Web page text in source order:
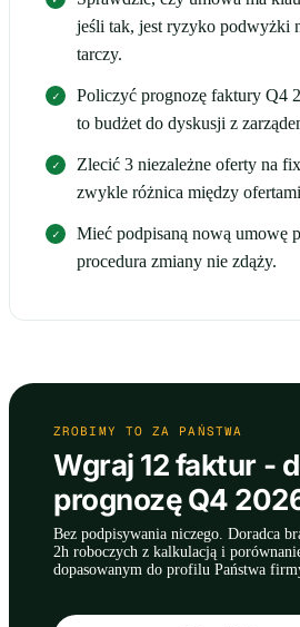
jeśli tak, jest ryzyko podwyżki
tarczy.
Policzyć prognozę faktury Q4
to budżet do dyskusji z
Zlecić 3 niezależne oferty na
zwykle różnica między
Mieć podpisaną nową umowę
procedura zmiany nie zdąży.
ZROBIMY TO ZA PAŃSTWA
Wgraj 12 faktur -
prognozę Q4
Bez podpisywania niczego. Doradca
2h roboczych z kalkulacją i
dopasowanym do profilu Państwa